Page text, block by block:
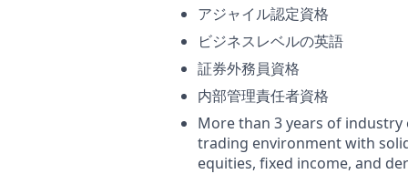
アジャイル認定資格
ビジネスレベルの英語
証券外務員資格
内部管理責任者資格
More than 3 years of
trading environment with
equities, fixed income, and